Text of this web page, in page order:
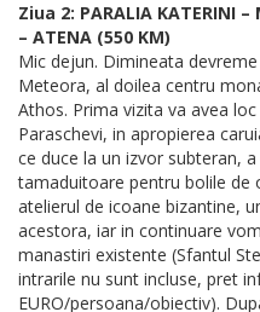
Ziua 2: PARALIA KATERINI –
– ATENA (550 KM)
Mic dejun. Dimineata
Meteora, al doilea centru
Athos. Prima vizita va avea
Paraschevi, in apropierea
ce duce la un izvor subteran,
tamaduitoare pentru bolile de
atelierul de icoane bizantine,
acestora, iar in continuare
manastiri existente (Sfantul
intrarile nu sunt incluse, pret
EURO/persoana/obiectiv).